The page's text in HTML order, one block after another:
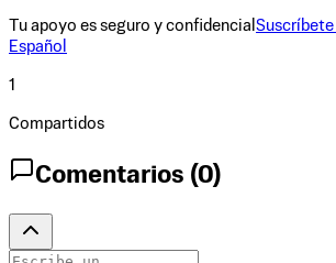
Tu apoyo es seguro y confidencial
Español
1
Compartidos
Comentarios (0)